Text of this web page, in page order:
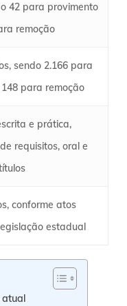
42 para provimento
remoção
sendo 2.166 para
para remoção
e prática,
requisitos, oral e
conforme atos
estadual
atual